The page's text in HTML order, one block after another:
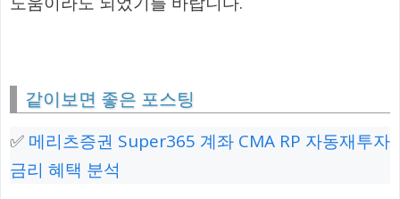
같이보면 좋은 포스팅
✅ 메리츠증권 Super365 계좌 CMA RP 자동재투자
금리 혜택 분석